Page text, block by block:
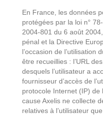
En France, les données
protégées par la loi n°
2004-801 du 6 août
pénal et la Directive
l’occasion de l’utilisation
être recueillies : l’URL
desquels l’utilisateur a
fournisseur d’accès de
protocole Internet (IP) de
cause Axelis ne collecte
relatives à l’utilisateur